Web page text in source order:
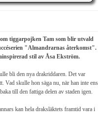
tiggarpojken Tam som blir utvald
"Almandrarnas återkomst".
stil av Åsa Ekström.
bli den nya drakriddaren. Det var
Vad skulle hon säga nu, när han inte ens
till den fattiga delen av staden igen.
kan hela draksläktets framtid vara i